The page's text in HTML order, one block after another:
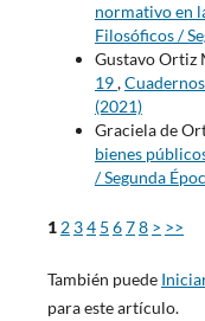
normativo en
Filosóficos /
Gustavo Ortiz
19,
(2021)
Graciela de
bienes
/ Segunda
1 2 34 5 678 > >>
También puede
para este artículo.